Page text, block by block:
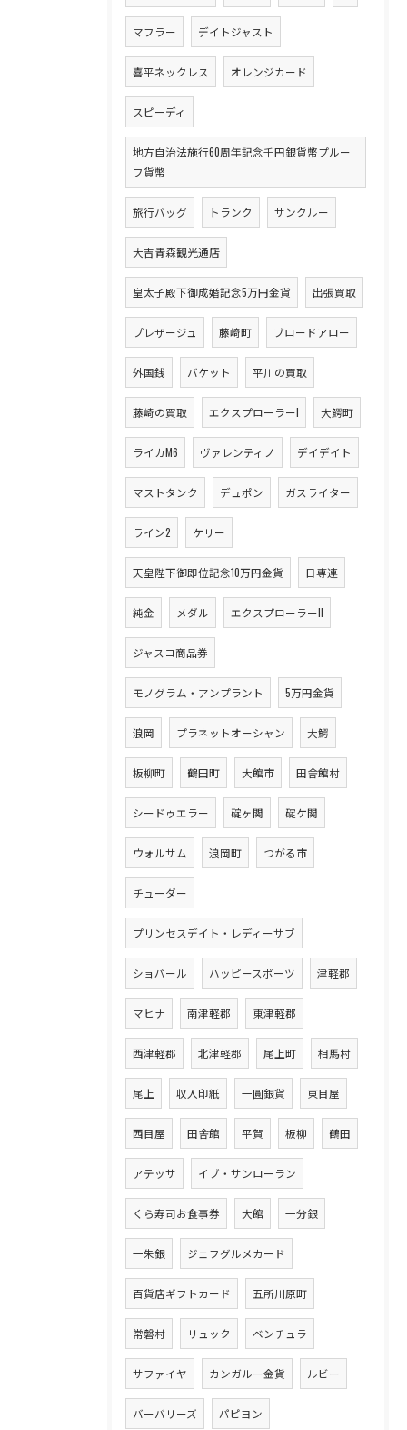
マフラー デイトジャスト
喜平ネックレス オレンジカード
スピーディ
地方自治法施行60周年記念千円銀貨幣プルー
フ貨幣
旅行バッグ トランク サンクルー
大吉青森観光通店
皇太子殿下御成婚記念5万円金貨 出張買取
プレザージュ 藤崎町 ブロードアロー
外国銭 バケット 平川の買取
藤崎の買取 エクスプローラーI 大鰐町
ライカM6 ヴァレンティノ デイデイト
マストタンク デュポン ガスライター
ライン2 ケリー
天皇陛下御即位記念10万円金貨 日専連
純金 メダル エクスプローラーII
ジャスコ商品券
モノグラム・アンプラント 5万円金貨
浪岡 プラネットオーシャン 大鰐
板柳町 鶴田町 大館市 田舎館村
シードゥエラー 碇ヶ関 碇ケ関
ウォルサム 浪岡町 つがる市
チューダー
プリンセスデイト・レディーサブ
ショパール ハッピースポーツ 津軽郡
マヒナ 南津軽郡 東津軽郡
西津軽郡 北津軽郡 尾上町 相馬村
尾上 収入印紙 一圓銀貨 東目屋
西目屋 田舎館 平賀 板柳 鶴田
アテッサ イブ・サンローラン
くら寿司お食事券 大館 一分銀
一朱銀 ジェフグルメカード
百貨店ギフトカード 五所川原町
常磐村 リュック ベンチュラ
サファイヤ カンガルー金貨 ルビー
バーバリーズ パピヨン